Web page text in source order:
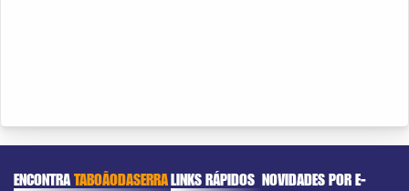
ENCONTRATABOÃODASERRALINKS RÁPIDOS NOVIDADES POR E-